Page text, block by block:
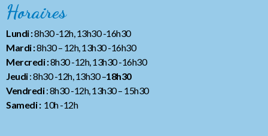
Horaires
Lundi :8h30 -12h, 13h30 -16h30
Mardi :8h30 – 12h, 13h30 -16h30
Mercredi :8h30 -12h, 13h30 -16h30
Jeudi: 8h30 -12h, 13h30 –18h30
Vendredi: 8h30 -12h, 13h30– 15h30
Samedi :10h -12h